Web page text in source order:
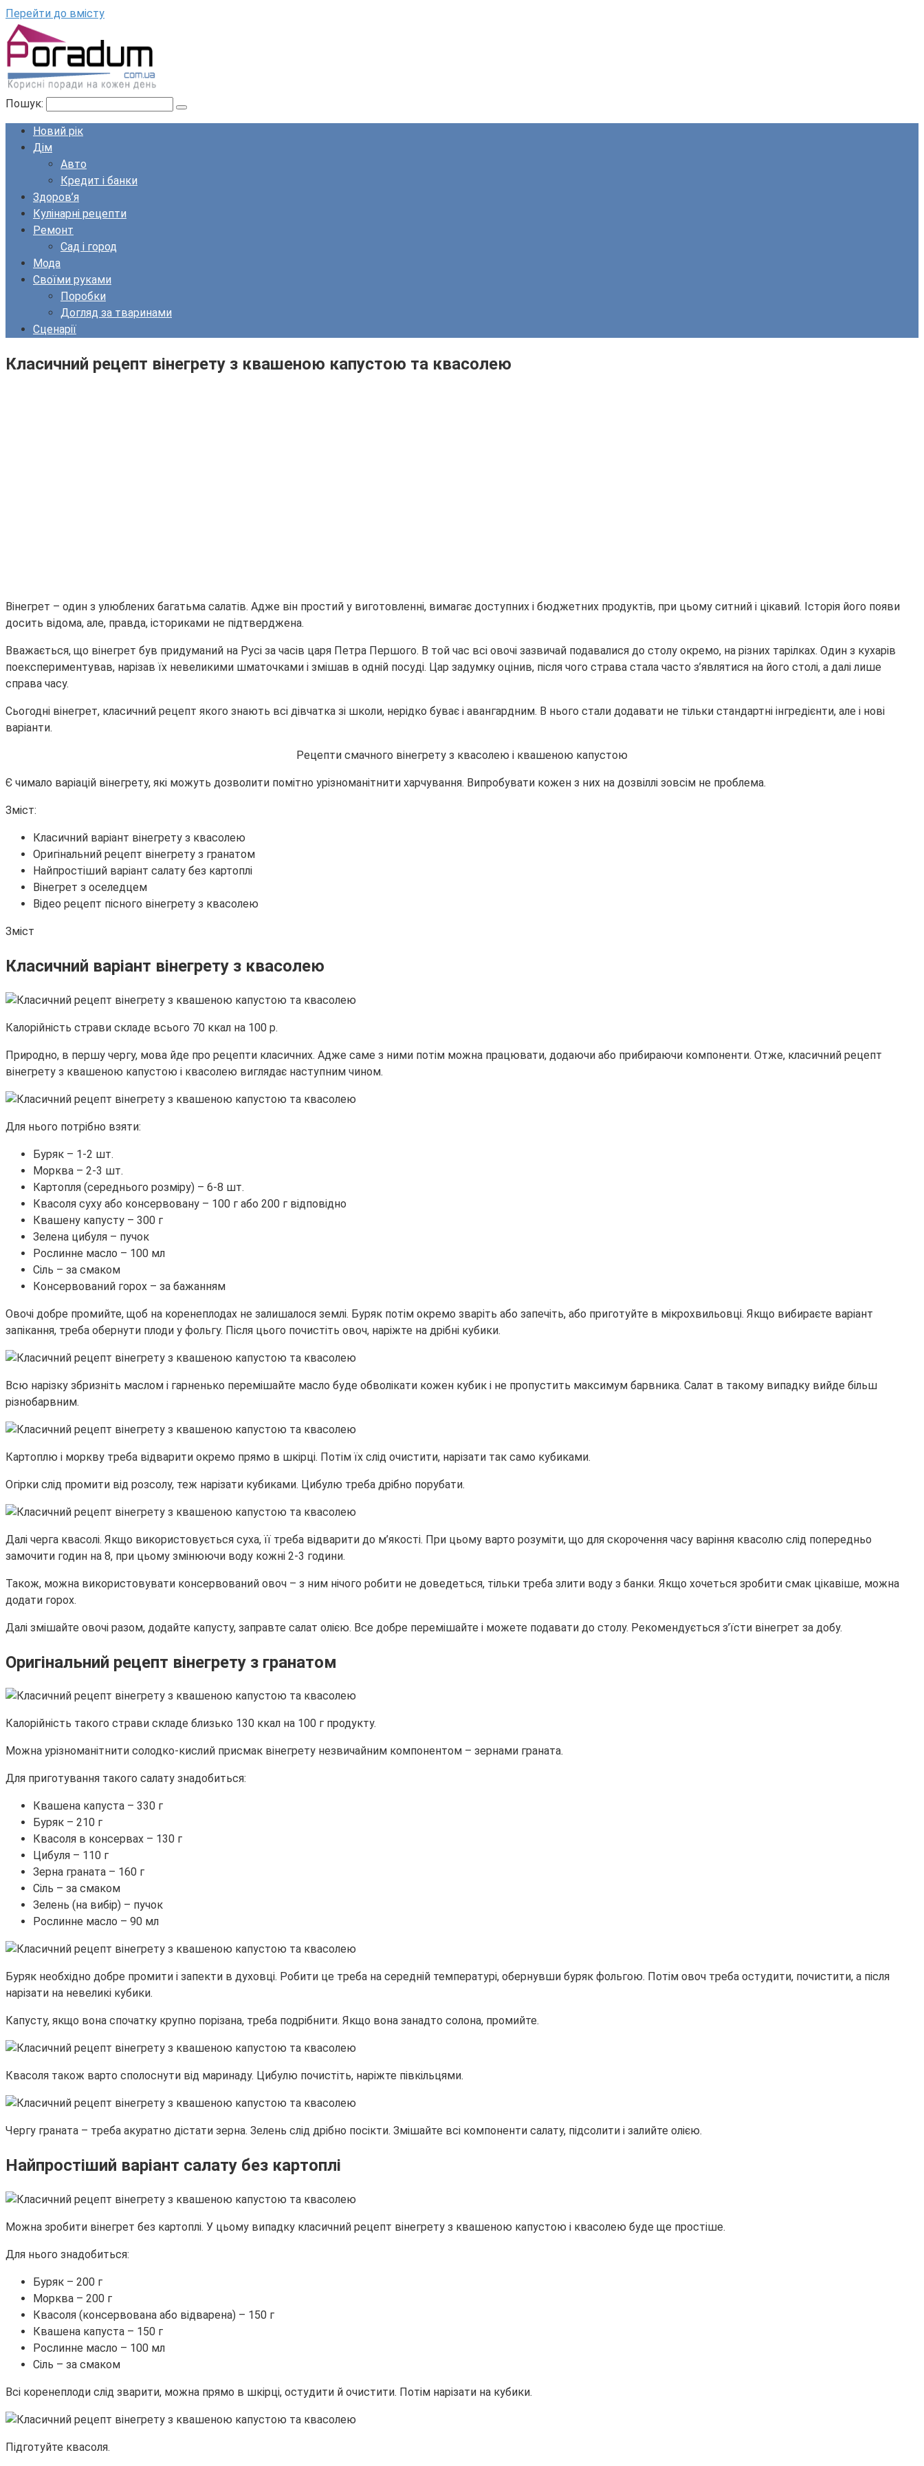
Перейти до вмісту
Пошук:
Новий рік
Дім
Авто
Кредит і банки
Здоров’я
Кулінарні рецепти
Ремонт
Сад і город
Мода
Своїми руками
Поробки
Догляд за тваринами
Сценарії
Класичний рецепт вінегрету з квашеною капустою та квасолею
Вінегрет – один з улюблених багатьма салатів. Адже він простий у виготовленні, вимагає доступних і бюджетних продуктів, при цьому ситний і цікавий. Історія його появи
досить відома, але, правда, істориками не підтверджена.
Вважається, що вінегрет був придуманий на Русі за часів царя Петра Першого. В той час всі овочі зазвичай подавалися до столу окремо, на різних тарілках. Один з кухарів
поекспериментував, нарізав їх невеликими шматочками і змішав в одній посуді. Цар задумку оцінив, після чого страва стала часто з’являтися на його столі, а далі лише
справа часу.
Сьогодні вінегрет, класичний рецепт якого знають всі дівчатка зі школи, нерідко буває і авангардним. В нього стали додавати не тільки стандартні інгредієнти, але і нові
варіанти.
Рецепти смачного вінегрету з квасолею і квашеною капустою
Є чимало варіацій вінегрету, які можуть дозволити помітно урізноманітнити харчування. Випробувати кожен з них на дозвіллі зовсім не проблема.
Зміст:
Класичний варіант вінегрету з квасолею
Оригінальний рецепт вінегрету з гранатом
Найпростіший варіант салату без картоплі
Вінегрет з оселедцем
Відео рецепт пісного вінегрету з квасолею
Зміст
Класичний варіант вінегрету з квасолею
Калорійність страви складе всього 70 ккал на 100 р.
Природно, в першу чергу, мова йде про рецепти класичних. Адже саме з ними потім можна працювати, додаючи або прибираючи компоненти. Отже, класичний рецепт
вінегрету з квашеною капустою і квасолею виглядає наступним чином.
Для нього потрібно взяти:
Буряк – 1-2 шт.
Морква – 2-3 шт.
Картопля (середнього розміру) – 6-8 шт.
Квасоля суху або консервовану – 100 г або 200 г відповідно
Квашену капусту – 300 г
Зелена цибуля – пучок
Рослинне масло – 100 мл
Сіль – за смаком
Консервований горох – за бажанням
Овочі добре промийте, щоб на коренеплодах не залишалося землі. Буряк потім окремо зваріть або запечіть, або приготуйте в мікрохвильовці. Якщо вибираєте варіант
запікання, треба обернути плоди у фольгу. Після цього почистіть овоч, наріжте на дрібні кубики.
Всю нарізку збризніть маслом і гарненько перемішайте масло буде обволікати кожен кубик і не пропустить максимум барвника. Салат в такому випадку вийде більш
різнобарвним.
Картоплю і моркву треба відварити окремо прямо в шкірці. Потім їх слід очистити, нарізати так само кубиками.
Огірки слід промити від розсолу, теж нарізати кубиками. Цибулю треба дрібно порубати.
Далі черга квасолі. Якщо використовується суха, її треба відварити до м’якості. При цьому варто розуміти, що для скорочення часу варіння квасолю слід попередньо
замочити годин на 8, при цьому змінюючи воду кожні 2-3 години.
Також, можна використовувати консервований овоч – з ним нічого робити не доведеться, тільки треба злити воду з банки. Якщо хочеться зробити смак цікавіше, можна
додати горох.
Далі змішайте овочі разом, додайте капусту, заправте салат олією. Все добре перемішайте і можете подавати до столу. Рекомендується з’їсти вінегрет за добу.
Оригінальний рецепт вінегрету з гранатом
Калорійність такого страви складе близько 130 ккал на 100 г продукту.
Можна урізноманітнити солодко-кислий присмак вінегрету незвичайним компонентом – зернами граната.
Для приготування такого салату знадобиться:
Квашена капуста – 330 г
Буряк – 210 г
Квасоля в консервах – 130 г
Цибуля – 110 г
Зерна граната – 160 г
Сіль – за смаком
Зелень (на вибір) – пучок
Рослинне масло – 90 мл
Буряк необхідно добре промити і запекти в духовці. Робити це треба на середній температурі, обернувши буряк фольгою. Потім овоч треба остудити, почистити, а після
нарізати на невеликі кубики.
Капусту, якщо вона спочатку крупно порізана, треба подрібнити. Якщо вона занадто солона, промийте.
Квасоля також варто сполоснути від маринаду. Цибулю почистіть, наріжте півкільцями.
Чергу граната – треба акуратно дістати зерна. Зелень слід дрібно посікти. Змішайте всі компоненти салату, підсолити і залийте олією.
Найпростіший варіант салату без картоплі
Можна зробити вінегрет без картоплі. У цьому випадку класичний рецепт вінегрету з квашеною капустою і квасолею буде ще простіше.
Для нього знадобиться:
Буряк – 200 г
Морква – 200 г
Квасоля (консервована або відварена) – 150 г
Квашена капуста – 150 г
Рослинне масло – 100 мл
Сіль – за смаком
Всі коренеплоди слід зварити, можна прямо в шкірці, остудити й очистити. Потім нарізати на кубики.
Підготуйте квасоля.